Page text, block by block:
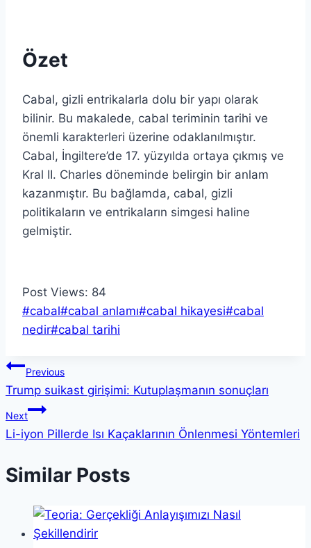
Özet
Cabal, gizli entrikalarla dolu bir yapı olarak
bilinir. Bu makalede, cabal teriminin tarihi ve
önemli karakterleri üzerine odaklanılmıştır.
Cabal, İngiltere’de 17. yüzyılda ortaya çıkmış ve
Kral II. Charles döneminde belirgin bir anlam
kazanmıştır. Bu bağlamda, cabal, gizli
politikaların ve entrikaların simgesi haline
gelmiştir.
Post Views: 84
Post
Tags:
#cabal#cabal anlamı#cabal hikayesi#cabal
nedir#cabal tarihi
Yazı
gezinmesi
Previous
Trump suikast girişimi: Kutuplaşmanın sonuçları
Next
Li-iyon Pillerde Isı Kaçaklarının Önlenmesi Yöntemleri
Similar Posts